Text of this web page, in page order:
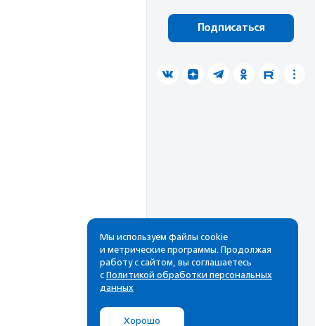
Подписаться
Мы используем файлы cookie
и метрические программы. Продолжая
работу с сайтом, вы соглашаетесь
с Политикой обработки персональных
данных
Хорошо